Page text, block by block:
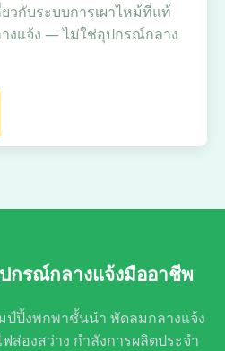
วกับระบบการเผาไหม้ที่แท้
งแจ้ง — ไม่ใช่อุปกรณ์กลาง
กรณ์กลางแจ้งมืออาชีพ
ป์ปิ้งพกพาชั้นนำ พัดลมกลางแจ้ง
องสว่าง กำลังการผลิตประจำ